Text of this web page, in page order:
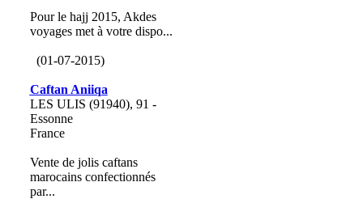
Pour le hajj 2015, Akdes
voyages met à votre dispo...
(01-07-2015)
Caftan Aniiqa
LES ULIS (91940), 91 -
Essonne
France
Vente de jolis caftans
marocains confectionnés
par...